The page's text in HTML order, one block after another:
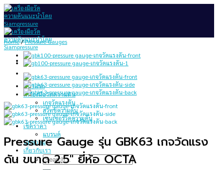
Skip
to
content
หน้าแรก
เครื่องมือวัดความดัน
เกจวัดแรงดัน
สวิทช์ความดัน
เซนเซอร์วัดความดัน
เช็คราคา
แบรนด์
บทความ
เกี่ยวกับเรา
Search
for:
Home/Pressure Gauges
Pressure Gauge รุ่น GBK63 เกจวัดแรง
ดัน ขนาด 2.5″ ยี่ห้อ OCTA